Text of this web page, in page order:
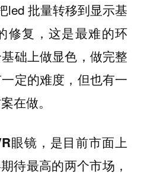
led 批量转移到显示基
修复，这是最难的环
础上做显色，做完整
定的难度，但也有一
在做。
眼镜，是目前市面上
待最高的两个市场，